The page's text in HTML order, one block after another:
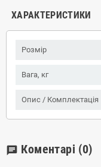
ХАРАКТЕРИСТИКИ
Розмір
Вага, кг
Опис / Комплектація
chat Коментарі (0)